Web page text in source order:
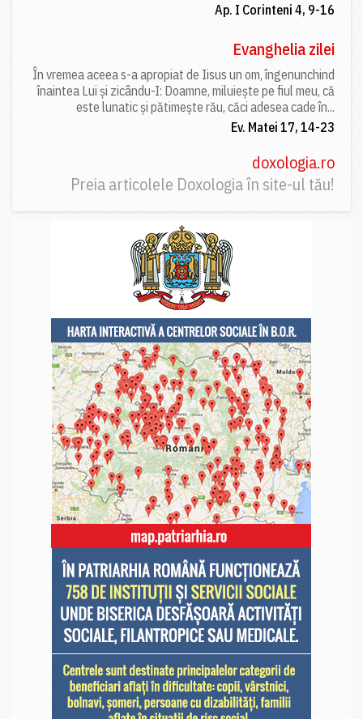
Ap. I Corinteni 4, 9-16
Evanghelia zilei
În vremea aceea s-a apropiat de Iisus un om, îngenunchind
înaintea Lui și zicându-I: Doamne, miluiește pe fiul meu, că
este lunatic și pătimește rău, căci adesea cade în...
Ev. Matei 17, 14-23
doxologia.ro
Preia articolele Doxologia în site-ul tău!